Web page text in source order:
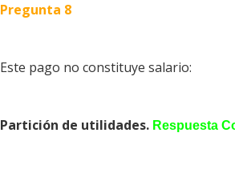
Pregunta 8
Este pago no constituye salario:
Partición de utilidades. Respuesta